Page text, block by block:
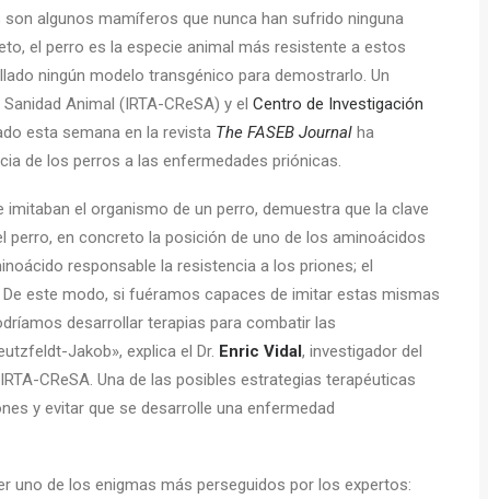
algunos mamíferos que nunca han sufrido ninguna
el perro es la especie animal más resistente a estos
ningún modelo transgénico para demostrarlo. Un
Animal (IRTA-CReSA) y el Centro de Investigación
esta semana en la revista The FASEB Journal ha
de los perros a las enfermedades priónicas.
el organismo de un perro, demuestra que la clave
perro, en concreto la posición de uno de los aminoácidos
responsable la resistencia a los priones; el
este modo, si fuéramos capaces de imitar estas mismas
desarrollar terapias para combatir las
Jakob», explica el Dr. Enric Vidal, investigador del
CReSA. Una de las posibles estrategias terapéuticas
y evitar que se desarrolle una enfermedad
uno de los enigmas más perseguidos por los expertos: